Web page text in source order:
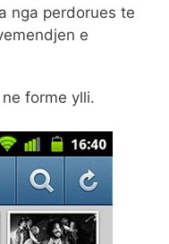
nga perdorues te
e
ne forme ylli.